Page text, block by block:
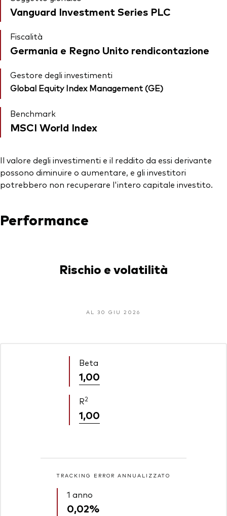
Vanguard Investment Series PLC
Fiscalità
Germania e Regno Unito rendicontazione
Gestore degli investimenti
Global Equity Index Management (GE)
Benchmark
MSCI World Index
Il valore degli investimenti e il reddito da essi derivante
possono diminuire o aumentare, e gli investitori
potrebbero non recuperare l'intero capitale investito.
Performance
Rischio e volatilità
AL 30 GIU 2026
Beta
1,00
R2
1,00
TRACKING ERROR ANNUALIZZATO
1 anno
0,02%